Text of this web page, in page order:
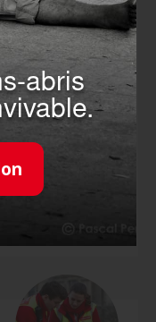
chez vous en
vos aspirations.
abris